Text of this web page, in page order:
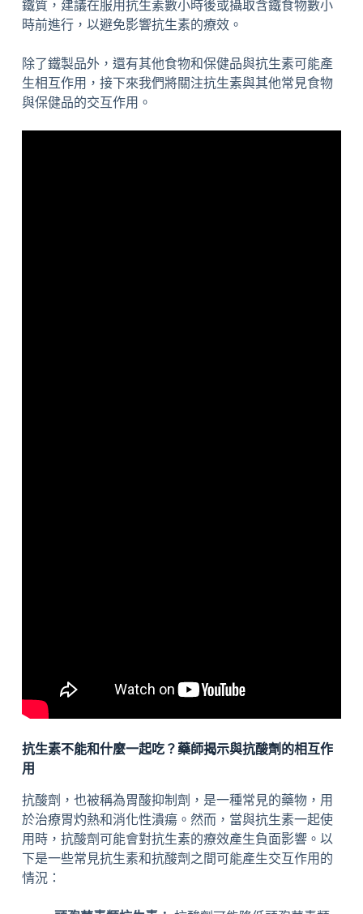
鐵質，建議在服用抗生素數小時後或攝取含鐵食物數小
時前進行，以避免影響抗生素的療效。
除了鐵製品外，還有其他食物和保健品與抗生素可能產
生相互作用，接下來我們將關注抗生素與其他常見食物
與保健品的交互作用。
抗生素不能和什麼一起吃？藥師揭示與抗酸劑的相互作
用
抗酸劑，也被稱為胃酸抑制劑，是一種常見的藥物，用
於治療胃灼熱和消化性潰瘍。然而，當與抗生素一起使
用時，抗酸劑可能會對抗生素的療效產生負面影響。以
下是一些常見抗生素和抗酸劑之間可能產生交互作用的
情況：